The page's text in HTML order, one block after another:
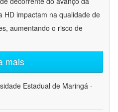
HD impactam na qualidade de
aumentando o risco de
mais
Estadual de Maringá -